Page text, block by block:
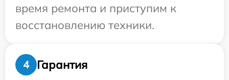
время ремонта и приступим к
восстановлению техники.
4 Гарантия